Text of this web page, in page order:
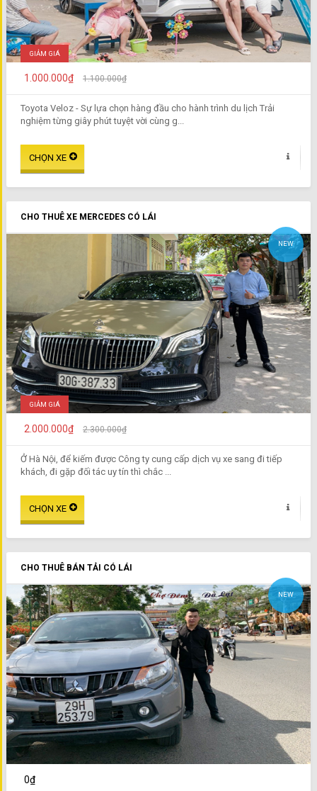
GIẢM GIÁ
1.000.000₫ 1.100.000₫
Toyota Veloz - Sự lựa chọn hàng đầu cho hành trình du lịch Trải
nghiệm từng giây phút tuyệt vời cùng g...
CHO THUÊ XE MERCEDES CÓ LÁI
NEW
GIẢM GIÁ
2.000.000₫ 2.300.000₫
Ở Hà Nội, để kiếm được Công ty cung cấp dịch vụ xe sang đi tiếp
khách, đi gặp đối tác uy tín thì chắc ...
CHO THUÊ BÁN TẢI CÓ LÁI
NEW
0₫